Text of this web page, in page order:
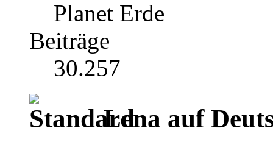
Planet Erde
Beiträge
30.257
Lena auf